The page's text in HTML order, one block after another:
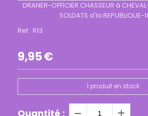
DRANER-OFFICIER CHASSEUR à
SOLDATS d'la REPUBLIQUE-
Ref : R13
9,95€
1 produit en stock
Quantité :